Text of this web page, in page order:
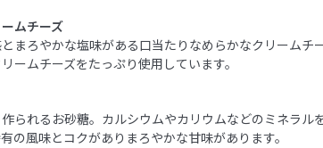
ムチーズ
まろやかな塩味がある口当たりなめらかなクリームチ
ームチーズをたっぷり使用しています。
られるお砂糖。カルシウムやカリウムなどのミネラル
の風味とコクがありまろやかな甘味があります。